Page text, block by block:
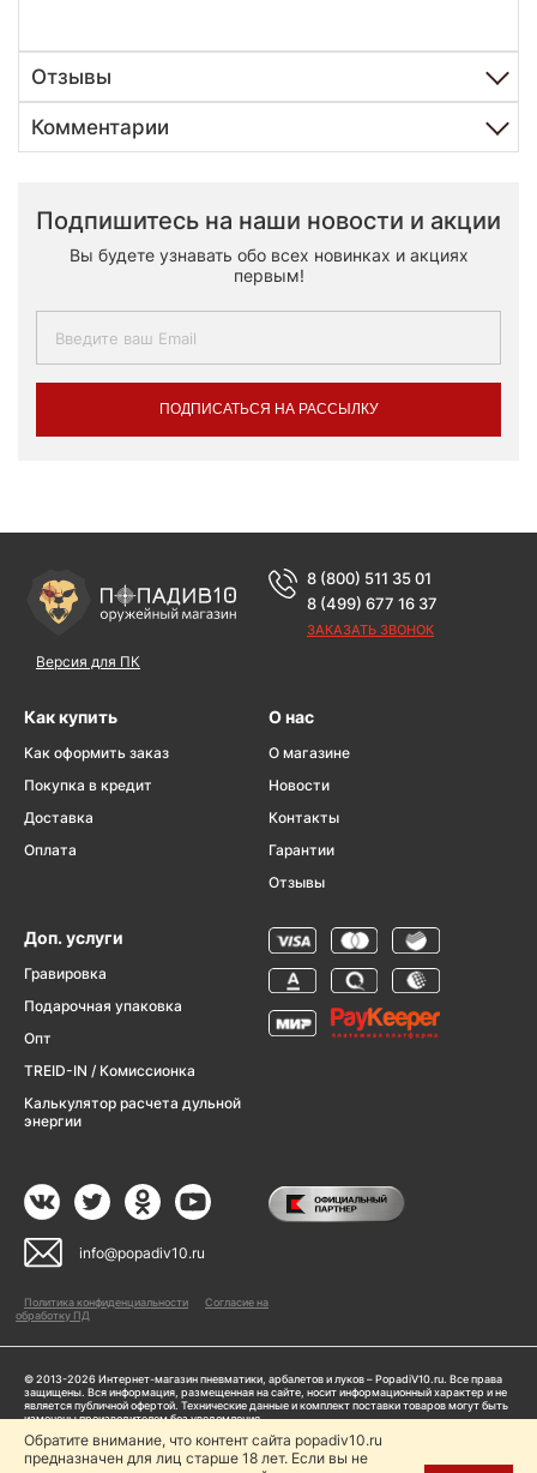
Отзывы
Комментарии
Подпишитесь на наши новости и акции
Вы будете узнавать обо всех новинках и акциях
первым!
ПОДПИСАТЬСЯ НА РАССЫЛКУ
Версия для ПК
8 (800) 511 35 01
8 (499) 677 16 37
ЗАКАЗАТЬ ЗВОНОК
Как купить
Как оформить заказ
Покупка в кредит
Доставка
Оплата
О нас
О магазине
Новости
Контакты
Гарантии
Отзывы
Доп. услуги
Гравировка
Подарочная упаковка
Опт
TREID-IN / Комиссионка
Калькулятор расчета дульной
энергии
info@popadiv10.ru
Политика конфиденциальности
Согласие на
обработку ПД
© 2013-2026 Интернет-магазин пневматики, арбалетов и луков – PopadiV10.ru. Все права
защищены. Вся информация, размещенная на сайте, носит информационный характер и не
является публичной офертой. Технические данные и комплект поставки товаров могут быть
изменены производителем без уведомления
Пользуясь сайтом Popadiv10.ru, пользователь автоматически соглашается с условиями,
прописанными в
Политике конфиденциальности
Обратите внимание, что контент сайта popadiv10.ru
предназначен для лиц старше 18 лет. Если вы не